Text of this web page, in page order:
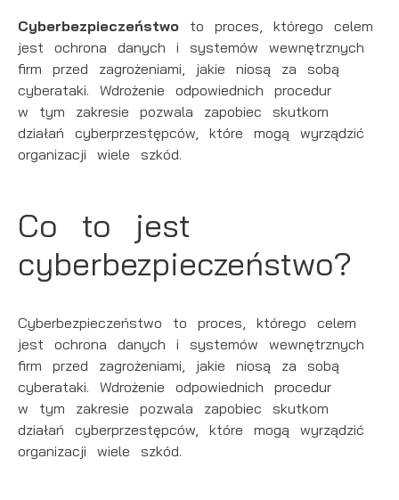
Cyberbezpieczeństwo to proces, którego celem
jest ochrona danych i systemów wewnętrznych
firm przed zagrożeniami, jakie niosą za sobą
cyberataki. Wdrożenie odpowiednich procedur
w tym zakresie pozwala zapobiec skutkom
działań cyberprzestępców, które mogą wyrządzić
organizacji wiele szkód.
Co to jest
cyberbezpieczeństwo?
Cyberbezpieczeństwo to proces, którego celem
jest ochrona danych i systemów wewnętrznych
firm przed zagrożeniami, jakie niosą za sobą
cyberataki. Wdrożenie odpowiednich procedur
w tym zakresie pozwala zapobiec skutkom
działań cyberprzestępców, które mogą wyrządzić
organizacji wiele szkód.
formularzy. Dzięki plikom cookies strona, z której
korzystasz, może działać bez zakłóceń.
Funkcjonalne i personalizacyjne
Tego typu pliki cookies umożliwiają stronie internetowej
zapamiętanie wprowadzonych przez Ciebie ustawień
oraz personalizację określonych funkcjonalności czy
prezentowanych treści.
Dzięki tym plikom cookies możemy zapewnić Ci
indywidualnych preferencji. Wyrażenie zgody na
funkcjonalne i personalizacyjne pliki cookies gwarantuje
dostępność większej ilości funkcji na stronie.
Analityczne
Analityczne pliki cookies pomagają nam rozwijać się i
dostosowywać do Twoich potrzeb.
w zakresie wykorzystywania witryny internetowej,
miejsca oraz częstotliwości, z jaką odwiedzane są
nasze serwisy www. Dane pozwalają nam na ocenę
naszych serwisów internetowych pod względem ich
popularności wśród użytkowników. Zgromadzone
informacje są przetwarzane w formie zanonimizowanej.
Wyrażenie zgody na analityczne pliki cookies
gwarantuje dostępność wszystkich funkcjonalności.
Więcej
Reklamowe
Dzięki reklamowym plikom cookies prezentujemy Ci
najciekawsze informacje i aktualności na stronach
naszych partnerów.